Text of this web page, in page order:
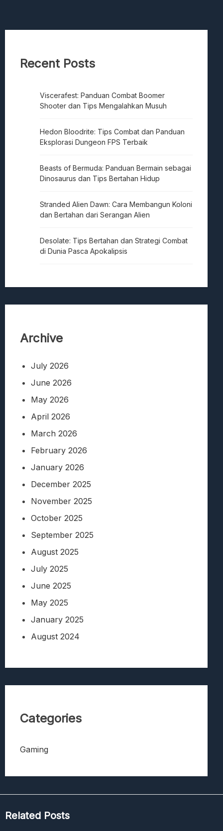
Recent Posts
Viscerafest: Panduan Combat Boomer
Shooter dan Tips Mengalahkan Musuh
Hedon Bloodrite: Tips Combat dan Panduan
Eksplorasi Dungeon FPS Terbaik
Beasts of Bermuda: Panduan Bermain sebagai
Dinosaurus dan Tips Bertahan Hidup
Stranded Alien Dawn: Cara Membangun Koloni
dan Bertahan dari Serangan Alien
Desolate: Tips Bertahan dan Strategi Combat
di Dunia Pasca Apokalipsis
Archive
July 2026
June 2026
May 2026
April 2026
March 2026
February 2026
January 2026
December 2025
November 2025
October 2025
September 2025
August 2025
July 2025
June 2025
May 2025
January 2025
August 2024
Categories
Gaming
Related Posts